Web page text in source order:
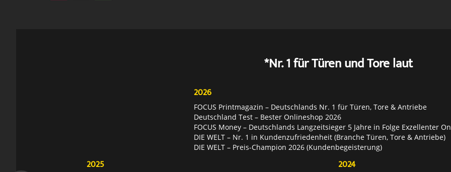
*Nr. 1 für Türen und Tore laut
2026
FOCUS Printmagazin – Deutschlands Nr. 1 für Türen, Tore & Antriebe
Deutschland Test – Bester Onlineshop 2026
FOCUS Money – Deutschlands Langzeitsieger 5 Jahre in Folge Exzellenter
DIE WELT – Nr. 1 in Kundenzufriedenheit (Branche Türen, Tore & Antriebe)
DIE WELT – Preis-Champion 2026 (Kundenbegeisterung)
2025 2024